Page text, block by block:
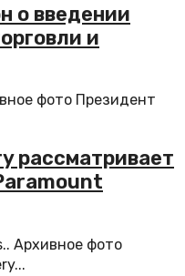
о введении
и
фото Президент
рассматривает
Архивное фото